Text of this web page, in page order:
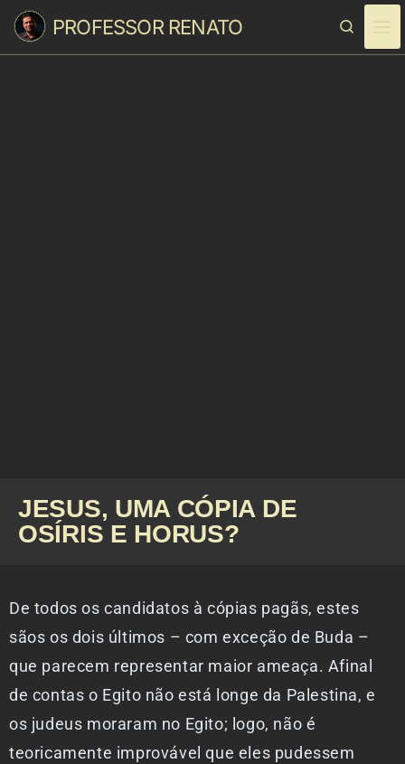
Skip to content
PROFESSOR RENATO
JESUS, UMA CÓPIA DE
OSÍRIS E HORUS?
De todos os candidatos à cópias pagãs, estes
sãos os dois últimos – com exceção de Buda –
que parecem representar maior ameaça. Afinal
de contas o Egito não está longe da Palestina, e
os judeus moraram no Egito; logo, não é
teoricamente improvável que eles pudessem